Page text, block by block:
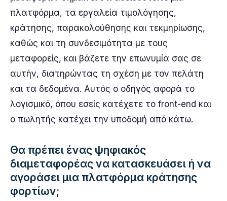
πλατφόρμα, τα εργαλεία τιμολόγησης,
κράτησης, παρακολούθησης και τεκμηρίωσης,
καθώς και τη συνδεσιμότητα με τους
μεταφορείς, και βάζετε την επωνυμία σας σε
αυτήν, διατηρώντας τη σχέση με τον πελάτη
και τα δεδομένα. Αυτός ο οδηγός αφορά το
λογισμικό, όπου εσείς κατέχετε το front-end και
ο πωλητής κατέχει την υποδομή από κάτω.
Θα πρέπει ένας ψηφιακός
διαμεταφορέας να κατασκευάσει ή να
αγοράσει μια πλατφόρμα κράτησης
φορτίων;